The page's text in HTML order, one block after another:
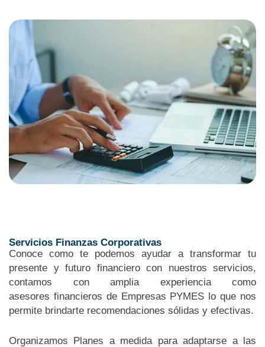
Servicios Finanzas Corporativas
Conoce como te podemos ayudar a transformar tu
presente y futuro financiero con nuestros servicios,
contamos con amplia experiencia como
asesores financieros de Empresas PYMES lo que nos
permite brindarte recomendaciones sólidas y efectivas.
Organizamos Planes a medida para adaptarse a las